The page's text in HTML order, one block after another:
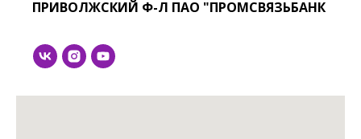
ПРИВОЛЖСКИЙ Ф-Л ПАО "ПРОМСВЯЗЬБАНК